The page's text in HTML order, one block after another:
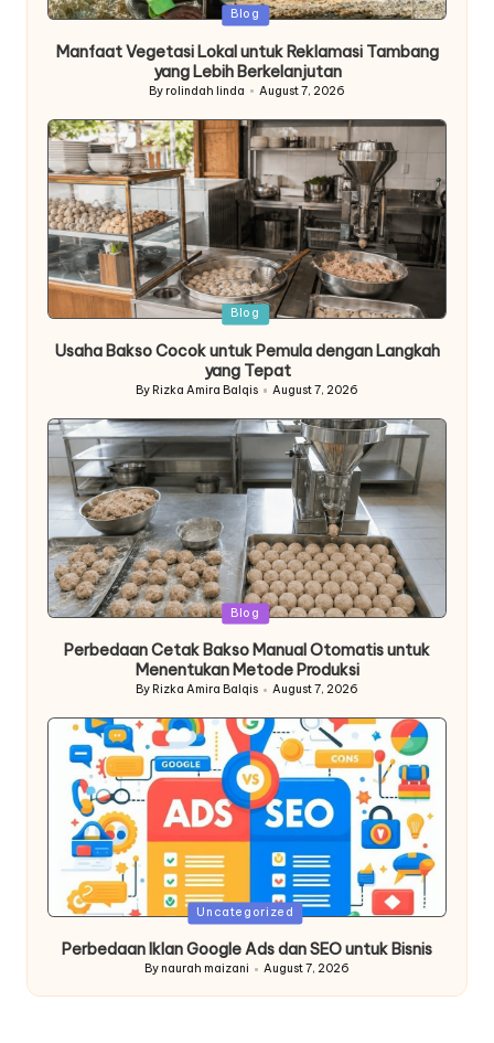
Posted
Blog
Manfaat Vegetasi Lokal untuk Reklamasi Tambang
yang Lebih Berkelanjutan
Posted
By rolindah linda August 7, 2026
Posted
Blog
Usaha Bakso Cocok untuk Pemula dengan Langkah
yang Tepat
Posted
By Rizka Amira Balqis August 7, 2026
Posted
Blog
Perbedaan Cetak Bakso Manual Otomatis untuk
Menentukan Metode Produksi
Posted
By Rizka Amira Balqis August 7, 2026
Posted
Uncategorized
Perbedaan Iklan Google Ads dan SEO untuk Bisnis
Posted
By naurah maizani August 7, 2026